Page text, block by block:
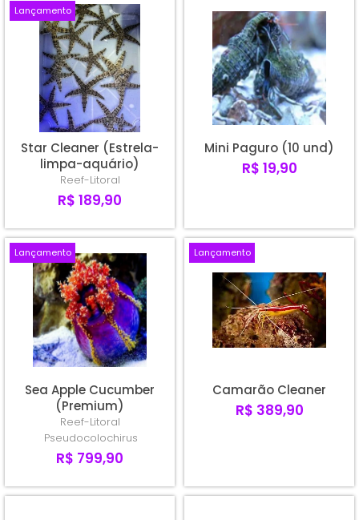
Lançamento
Star Cleaner (Estrela-
limpa-aquário)
Reef-Litoral
R$ 189,90
Mini Paguro (10 und)
R$ 19,90
Lançamento
Sea Apple Cucumber
(Premium)
Reef-Litoral
Pseudocolochirus
R$ 799,90
Lançamento
Camarão Cleaner
R$ 389,90